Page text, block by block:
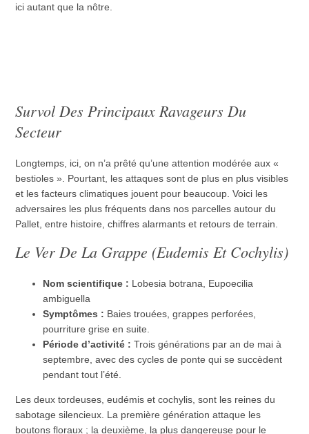
ici autant que la nôtre.
Survol Des Principaux Ravageurs Du
Secteur
Longtemps, ici, on n’a prêté qu’une attention modérée aux «
bestioles ». Pourtant, les attaques sont de plus en plus visibles
et les facteurs climatiques jouent pour beaucoup. Voici les
adversaires les plus fréquents dans nos parcelles autour du
Pallet, entre histoire, chiffres alarmants et retours de terrain.
Le Ver De La Grappe (Eudemis Et Cochylis)
Nom scientifique : Lobesia botrana, Eupoecilia
ambiguella
Symptômes : Baies trouées, grappes perforées,
pourriture grise en suite.
Période d’activité : Trois générations par an de mai à
septembre, avec des cycles de ponte qui se succèdent
pendant tout l’été.
Les deux tordeuses, eudémis et cochylis, sont les reines du
sabotage silencieux. La première génération attaque les
boutons floraux ; la deuxième, la plus dangereuse pour le